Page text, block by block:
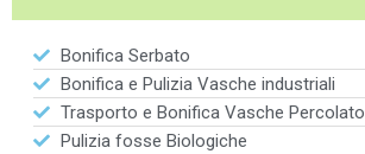
Bonifica Serbato
Bonifica e Pulizia Vasche industriali
Trasporto e Bonifica Vasche Percolato
Pulizia fosse Biologiche